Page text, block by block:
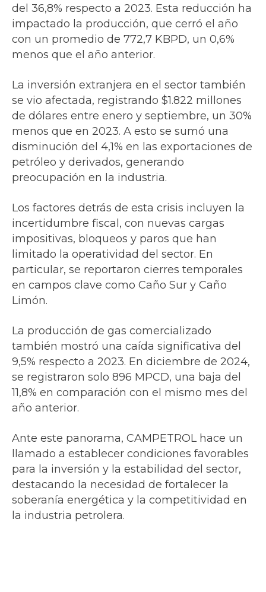
del 36,8% respecto a 2023. Esta reducción ha
impactado la producción, que cerró el año
con un promedio de 772,7 KBPD, un 0,6%
menos que el año anterior.
La inversión extranjera en el sector también
se vio afectada, registrando $1.822 millones
de dólares entre enero y septiembre, un 30%
menos que en 2023. A esto se sumó una
disminución del 4,1% en las exportaciones de
petróleo y derivados, generando
preocupación en la industria.
Los factores detrás de esta crisis incluyen la
incertidumbre fiscal, con nuevas cargas
impositivas, bloqueos y paros que han
limitado la operatividad del sector. En
particular, se reportaron cierres temporales
en campos clave como Caño Sur y Caño
Limón.
La producción de gas comercializado
también mostró una caída significativa del
9,5% respecto a 2023. En diciembre de 2024,
se registraron solo 896 MPCD, una baja del
11,8% en comparación con el mismo mes del
año anterior.
Ante este panorama, CAMPETROL hace un
llamado a establecer condiciones favorables
para la inversión y la estabilidad del sector,
destacando la necesidad de fortalecer la
soberanía energética y la competitividad en
la industria petrolera.